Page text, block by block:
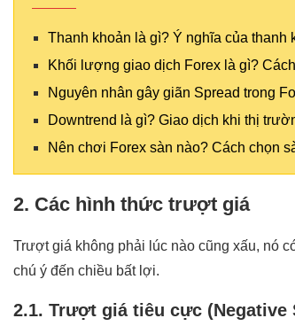
Thanh khoản là gì? Ý nghĩa của thanh
Khối lượng giao dịch Forex là gì?
Nguyên nhân gây giãn Spread trong
Downtrend là gì? Giao dịch khi thị
Nên chơi Forex sàn nào? Cách chọn
2. Các hình thức trượt giá
Trượt giá không phải lúc nào cũng xấu, nó
chú ý đến chiều bất lợi.
2.1. Trượt giá tiêu cực (Negative